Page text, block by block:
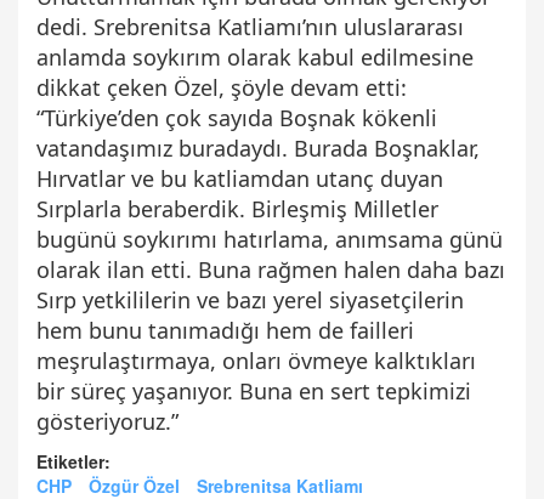
dedi. Srebrenitsa Katliamı’nın uluslararası
anlamda soykırım olarak kabul edilmesine
dikkat çeken Özel, şöyle devam etti:
“Türkiye’den çok sayıda Boşnak kökenli
vatandaşımız buradaydı. Burada Boşnaklar,
Hırvatlar ve bu katliamdan utanç duyan
Sırplarla beraberdik. Birleşmiş Milletler
bugünü soykırımı hatırlama, anımsama günü
olarak ilan etti. Buna rağmen halen daha bazı
Sırp yetkililerin ve bazı yerel siyasetçilerin
hem bunu tanımadığı hem de failleri
meşrulaştırmaya, onları övmeye kalktıkları
bir süreç yaşanıyor. Buna en sert tepkimizi
gösteriyoruz.”
Etiketler:
CHP
Özgür Özel Srebrenitsa Katliamı